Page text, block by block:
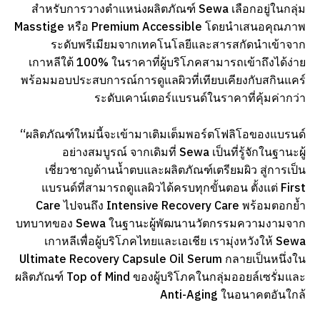
สำหรับการวางตำแหน่งผลิตภัณฑ์ Sewa เลือกอยู่ในกลุ่ม
Masstige หรือ Premium Accessible โดยนำเสนอคุณภาพ
ระดับพรีเมียมจากเทคโนโลยีและสารสกัดนำเข้าจาก
เกาหลีใต้ 100% ในราคาที่ผู้บริโภคสามารถเข้าถึงได้ง่าย
พร้อมมอบประสบการณ์การดูแลผิวที่เทียบเคียงกับสกินแคร์
ระดับเคาน์เตอร์แบรนด์ในราคาที่คุ้มค่ากว่า
“ผลิตภัณฑ์ใหม่นี้จะเข้ามาเติมเต็มพอร์ตโฟลิโอของแบรนด์
อย่างสมบูรณ์ จากเดิมที่ Sewa เป็นที่รู้จักในฐานะผู้
เชี่ยวชาญด้านน้ำตบและผลิตภัณฑ์เตรียมผิว สู่การเป็น
แบรนด์ที่สามารถดูแลผิวได้ครบทุกขั้นตอน ตั้งแต่ First
Care ไปจนถึง Intensive Recovery Care พร้อมตอกย้ำ
บทบาทของ Sewa ในฐานะผู้พัฒนานวัตกรรมความงามจาก
เกาหลีเพื่อผู้บริโภคไทยและเอเชีย เรามุ่งหวังให้ Sewa
Ultimate Recovery Capsule Oil Serum กลายเป็นหนึ่งใน
ผลิตภัณฑ์ Top of Mind ของผู้บริโภคในกลุ่มออยล์เซรั่มและ
Anti-Aging ในอนาคตอันใกล้